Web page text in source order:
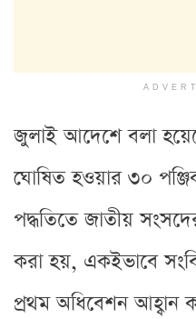
জুলাই আদেশে বলা
ঘোষিত হওয়ার ৩০
পদ্ধতিতে জাতীয়
করা হয়, একইভাবে
প্রথম অধিবেশন আহ্বান